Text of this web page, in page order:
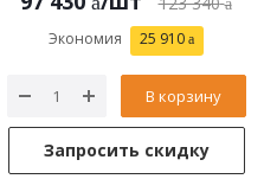
Экономия 25 910
В корзину
Запросить скидку